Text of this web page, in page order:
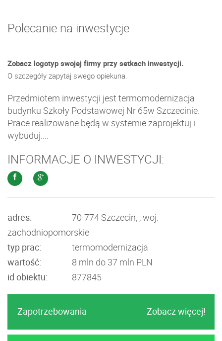
Polecanie na inwestycje
Zobacz logotyp swojej firmy przy setkach inwestycji.
O szczegóły zapytaj swego opiekuna.
Przedmiotem inwestycji jest termomodernizacja
budynku Szkoły Podstawowej Nr 65w Szczecinie.
Prace realizowane będą w systemie zaprojektuj i
wybuduj....
INFORMACJE O INWESTYCJI:
adres:
70-774 Szczecin, , woj.
zachodniopomorskie
typ prac:
termomodernizacja
wartość:
8 mln do 37 mln PLN
id obiektu:
877845
Zapotrzebowania Zobacz więcej!